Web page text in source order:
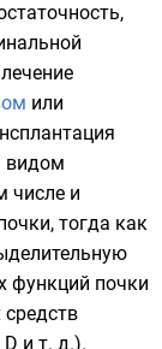
,
или
видом
числе и
тогда как
функций почки
и т. д.).